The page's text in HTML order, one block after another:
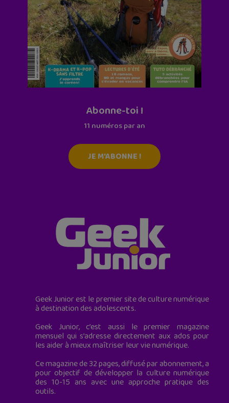
Abonne-toi !
11 numéros par an
JE M'ABONNE !
Geek Junior est le premier site de culture numérique
à destination des adolescents.
Geek Junior, c’est aussi le premier magazine
mensuel qui s’adresse directement aux ados pour
les aider à mieux maîtriser leur vie numérique.
Ce magazine de 32 pages, diffusé par abonnement, a
pour objectif de développer la culture numérique
des 10-15 ans avec une approche pratique des
outils.